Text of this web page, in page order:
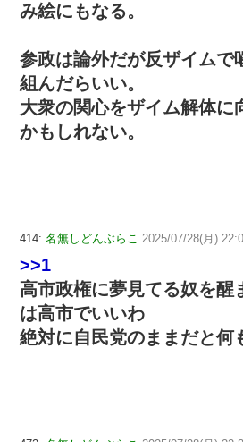
み絵にもなる。
参政は論外だが反ザイムで
組んだらいい。
大衆の関心をザイム解体に
かもしれない。
414: 名無しどんぶらこ 2025/07/28(月)
>>1
高市政権に夢見てる奴を醒
は高市でいいわ
絶対に自民党のままだと何